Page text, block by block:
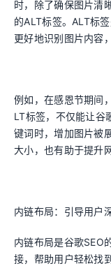
时，除了确保图片清
的ALT标签。ALT标
更好地识别图片内容
例如，在感恩节期间
LT标签，不仅能让谷
键词时，增加图片被
大小，也有助于提升
内链布局：引导用户
内链布局是谷歌SEO
接，帮助用户轻松找